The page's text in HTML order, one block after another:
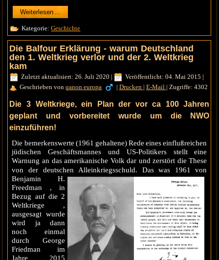
Weiterlesen ...
Kategorie:Geschichte
Die Balfour Erklärung - warum Deutschland
den 1. Weltkrieg verlor und der 2. Weltkrieg
kam
Zuletzt aktualisiert: 26. Juli 2020 | Veröffentlicht: 04. Mai 2015 |
Geschrieben vonqanon europa | Drucken | E-Mail | Zugriffe: 4302
Die 3 Weltkriege, ein Plan der vor ca 100 Jahren
geplant und vorbereitet wurde um die NWO
einzuführen!
Die bemerkenswerte (1961 gehaltene) Rede eines einflußreichen
jüdischen Geschäftsmannes und US-Politikers stellt eine
Warnung an das amerikanische Volk dar und zerstört die These
von der deutschenAlleinkriegsschuld. Das was 1961 von
Benjamin H.
Freedman , in
Bezug auf die 2
Weltkriege ,
ausgesagt wurde
wird ja dann
noch einmal
durch George
Friedman im
Jahre 2015